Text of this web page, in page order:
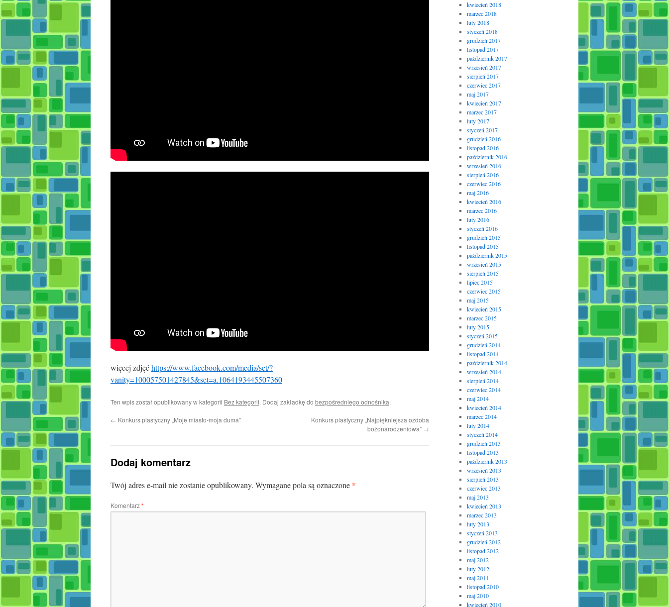
więcej zdjęćhttps://www.facebook.com/media/set/?
vanity=100057501427845&set=a.1064193445507360
Ten wpis został opublikowany w kategorii Bez kategorii. Dodaj zakładkę do bezpośredniego odnośnika.
← Konkurs plastyczny „Moje miasto-moja duma”
Konkurs plastyczny „Najpiękniejsza ozdoba
bożonarodzeniowa” →
Dodaj komentarz
Twój adres e-mail nie zostanie opublikowany. Wymagane pola są oznaczone *
Komentarz*
kwiecień 2018
marzec 2018
luty 2018
styczeń 2018
grudzień 2017
listopad 2017
październik 2017
wrzesień 2017
sierpień 2017
czerwiec 2017
maj 2017
kwiecień 2017
marzec 2017
luty 2017
styczeń 2017
grudzień 2016
listopad 2016
październik 2016
wrzesień 2016
sierpień 2016
czerwiec 2016
maj 2016
kwiecień 2016
marzec 2016
luty 2016
styczeń 2016
grudzień 2015
listopad 2015
październik 2015
wrzesień 2015
sierpień 2015
lipiec 2015
czerwiec 2015
maj 2015
kwiecień 2015
marzec 2015
luty 2015
styczeń 2015
grudzień 2014
listopad 2014
październik 2014
wrzesień 2014
sierpień 2014
czerwiec 2014
maj 2014
kwiecień 2014
marzec 2014
luty 2014
styczeń 2014
grudzień 2013
listopad 2013
październik 2013
wrzesień 2013
sierpień 2013
czerwiec 2013
maj 2013
kwiecień 2013
marzec 2013
luty 2013
styczeń 2013
grudzień 2012
listopad 2012
maj 2012
luty 2012
maj 2011
listopad 2010
maj 2010
kwiecień 2010